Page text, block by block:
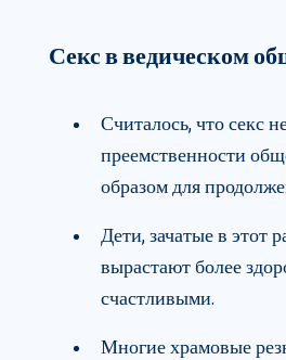
Секс в ведическом
Считалось, что секс
преемственности
образом для
Дети, зачатые в этот
вырастают более
счастливыми.
Многие храмовые